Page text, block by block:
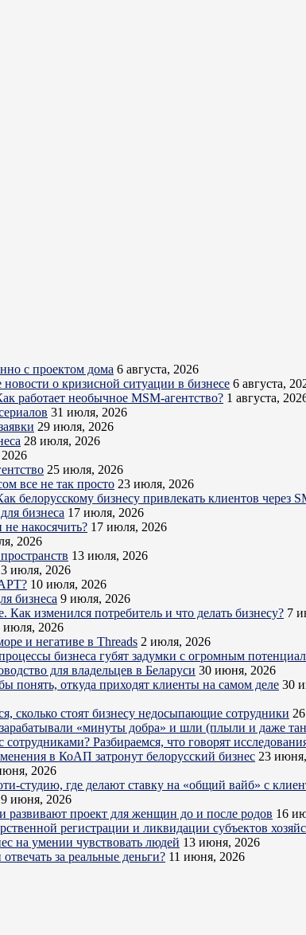
с проектом дома 6 августа, 2026
о кризисной ситуации в бизнесе 6 августа,
работает необычное MSM-агентство? 1 августа,
31 июля, 2026
29 июля, 2026
28 июля, 2026
25 июля, 2026
все не так просто 23 июля, 2026
белорусскому бизнесу привлекать клиентов через
бизнеса 17 июля, 2026
накосячить? 17 июля, 2026
2026
13 июля, 2026
июля, 2026
10 июля, 2026
бизнеса 9 июля, 2026
изменился потребитель и что делать бизнесу? 7
июля, 2026
и негативе в Threads 2 июля, 2026
бизнеса губят задумки с огромным
для владельцев в Беларуси 30 июня, 2026
понять, откуда приходят клиенты на самом деле 30
сколько стоят бизнесу недосыпающие сотрудники
«минуты добра» и шли (плыли и даже
Разбираемся, что говорят
в КоАП затронут белорусский бизнес 23
2026
студию, где делают ставку на «общий вайб» с
июня, 2026
проект для женщин до и после родов 16
регистрации и ликвидации субъектов
на умении чувствовать людей 13 июня, 2026
за реальные деньги? 11 июня, 2026